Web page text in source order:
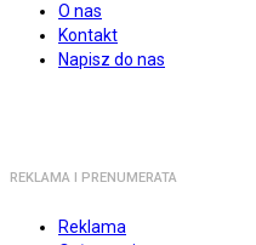
O nas
Kontakt
Napisz do nas
REKLAMA I PRENUMERATA
Reklama